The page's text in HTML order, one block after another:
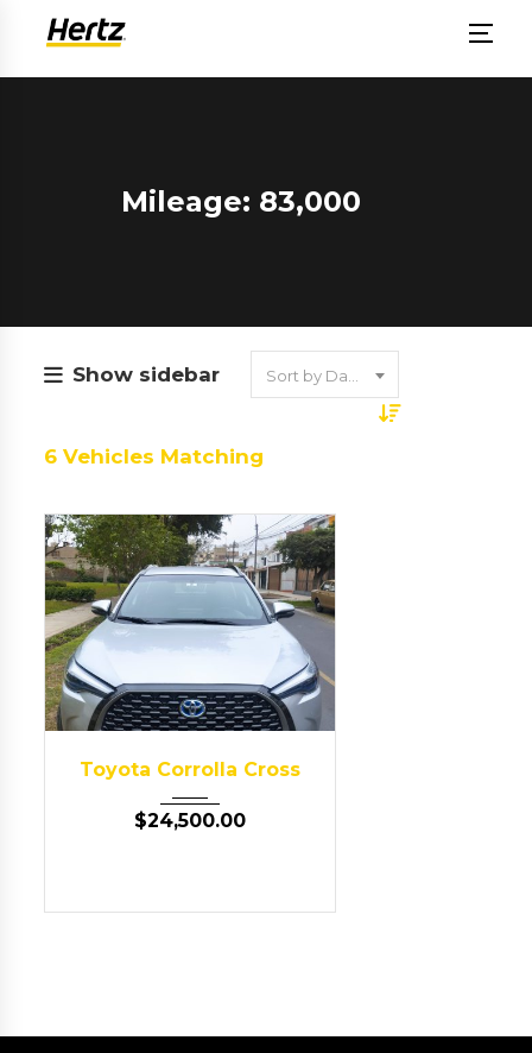
Mileage: 83,000
Show sidebar
6 Vehicles Matching
83,000
Toyota Corrolla Cross
$24,500.00